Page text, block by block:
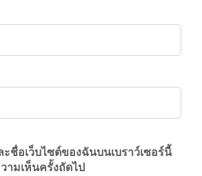
ชื่อเว็บไซต์ของฉันบนเบราว์เซอร์นี้
ามเห็นครั้งถัดไป